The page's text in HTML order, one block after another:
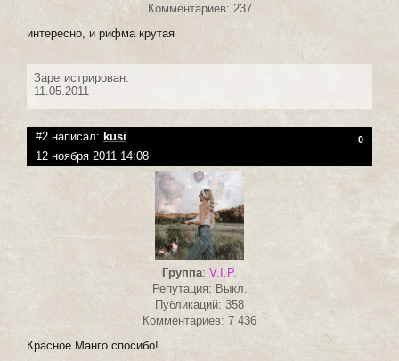
Комментариев: 237
интересно, и рифма крутая
Зарегистрирован:
11.05.2011
#2 написал: kusi 0
12 ноября 2011 14:08
Группа: V.I.P.
Репутация: Выкл.
Публикаций: 358
Комментариев: 7 436
Красное Манго спосибо!